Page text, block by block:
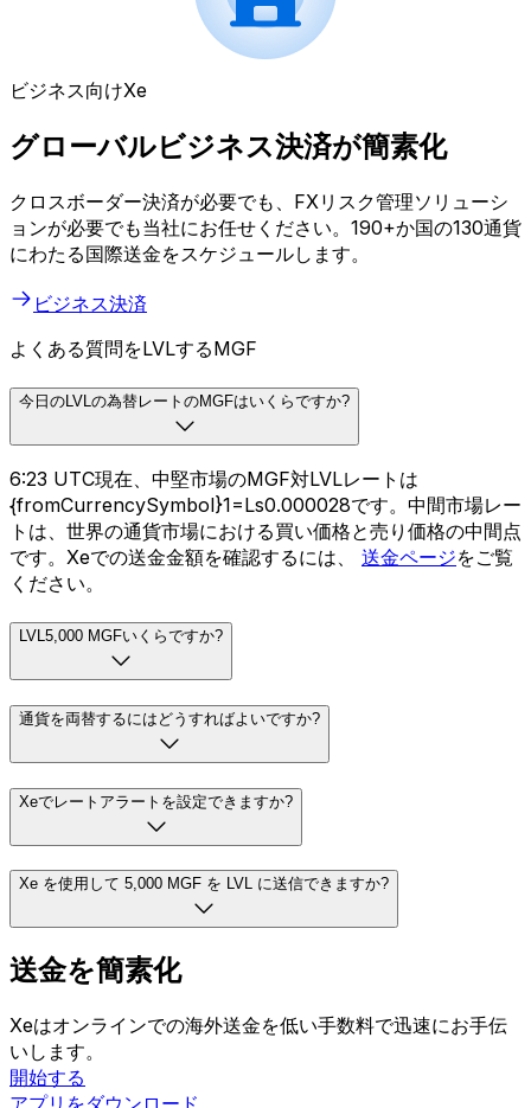
ビジネス向けXe
グローバルビジネス決済が簡素化
クロスボーダー決済が必要でも、FXリスク管理ソリューシ
ョンが必要でも当社にお任せください。190+か国の130通貨
にわたる国際送金をスケジュールします。
ビジネス決済
よくある質問をLVLするMGF
今日のLVLの為替レートのMGFはいくらですか?
6:23 UTC現在、中堅市場のMGF対LVLレートは
{fromCurrencySymbol}1=Ls0.000028です。中間市場レー
トは、世界の通貨市場における買い価格と売り価格の中間点
です。Xeでの送金金額を確認するには、 送金ページをご覧
ください。
LVL5,000 MGFいくらですか?
通貨を両替するにはどうすればよいですか?
Xeでレートアラートを設定できますか?
Xe を使用して 5,000 MGF を LVL に送信できますか?
送金を簡素化
Xeはオンラインでの海外送金を低い手数料で迅速にお手伝
いします。
開始する